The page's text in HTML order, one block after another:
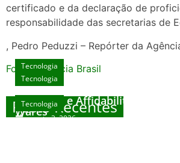
certificado e da declaração de
responsabilidade das secretarias de
, Pedro Peduzzi – Repórter da
Fonte: Agencia Brasil
Posts Recentes
Tecnologia
Unlock Exclusive Rewards at
House
agosto 3, 2026
Tecnologia
Sicurezza e Affidabilità di Mr
Wares
Tecnologia
Tecnologia